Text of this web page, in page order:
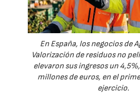
En España, los negocios de
Valorización de residuos no
elevaron sus ingresos un
millones de euros, en el
ejercicio.